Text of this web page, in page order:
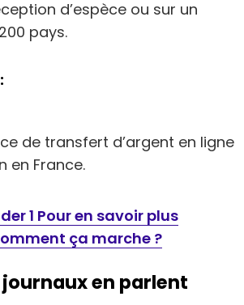
d’espèce ou sur un
pays.
de transfert d’argent en ligne
en France.
Pour en savoir plus
ça marche ?
en parlent